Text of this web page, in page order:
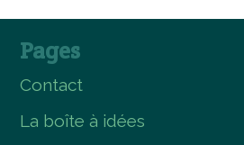
Pages
Contact
La boîte à idées